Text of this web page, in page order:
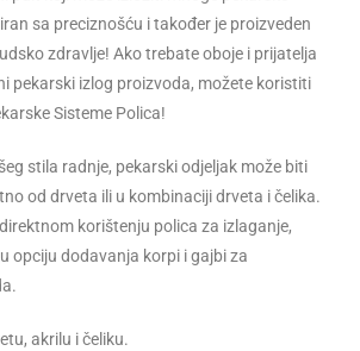
sa preciznošću i također je proizveden
zdravlje! Ako trebate oboje i prijatelja
pekarski izlog proizvoda, možete koristiti
Sisteme Polica!
stila radnje, pekarski odjeljak može biti
od drveta ili u kombinaciji drveta i čelika.
korištenju polica za izlaganje,
opciju dodavanja korpi i gajbi za
akrilu i čeliku.